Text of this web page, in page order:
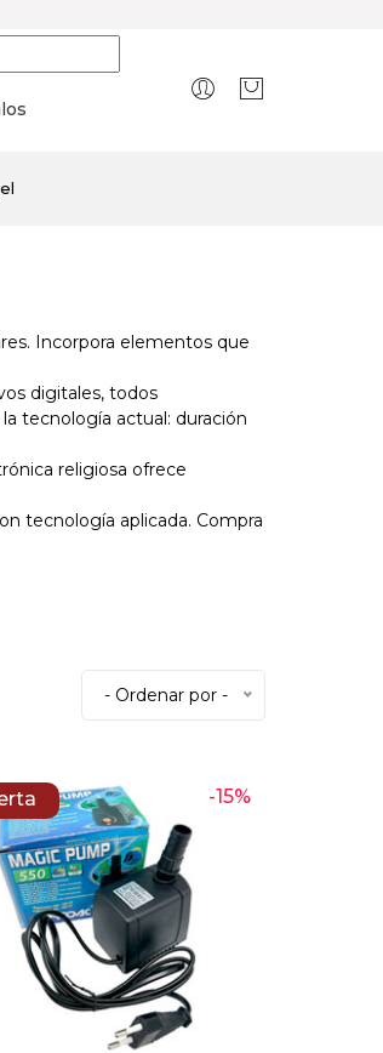
Incorpora elementos que
digitales, todos
tecnología actual: duración
religiosa ofrece
tecnología aplicada. Compra
- Ordenar por -
-15%